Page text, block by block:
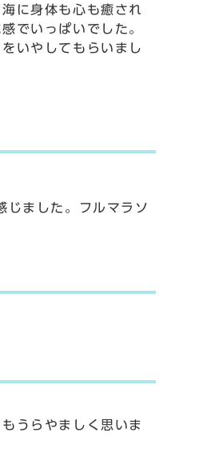
に身体も心も癒され
でいっぱいでした。
いやしてもらいまし
ました。フルマラソ
うらやましく思いま